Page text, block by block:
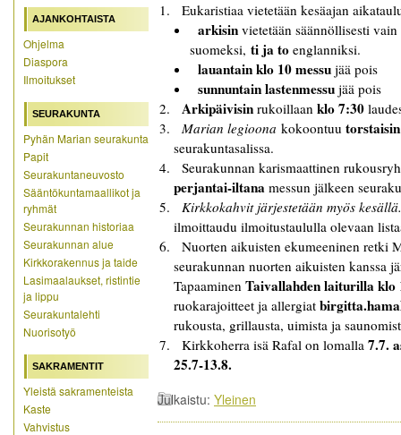
AJANKOHTAISTA
Ohjelma
Diaspora
Ilmoitukset
SEURAKUNTA
Pyhän Marian seurakunta
Papit
Seurakuntaneuvosto
Sääntökuntamaallikot ja
ryhmät
Seurakunnan historiaa
Seurakunnan alue
Kirkkorakennus ja taide
Lasimaalaukset, ristintie
ja lippu
Seurakuntalehti
Nuorisotyö
SAKRAMENTIT
Yleistä sakramenteista
Kaste
Vahvistus
Eukaristiaa vietetään kesäajan
arkisin vietetään säännöllisesti vain
suomeksi, ti ja to englanniksi.
lauantain klo 10 messu jää pois
sunnuntain lastenmessu jää pois
Arkipäivisin rukoillaan klo 7:30
Marian legioona kokoontuu torstaisin
seurakuntasalissa.
Seurakunnan karismaattinen
perjantai-iltana messun jälkeen
Kirkkokahvit järjestetään myös kesällä.
ilmoittaudu ilmoitustaululla olevaan
Nuorten aikuisten ekumeeninen retki
seurakunnan nuorten aikuisten kanssa
Tapaaminen Taivallahden laiturilla klo
ruokarajoitteet ja allergiat
rukousta, grillausta, uimista ja
Kirkkoherra isä Rafal on lomalla 7.7.
25.7-13.8.
Julkaistu: Yleinen